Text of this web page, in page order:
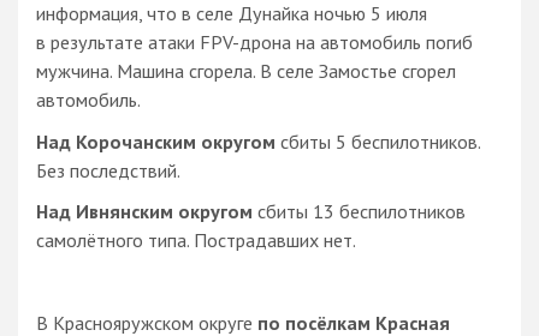
информация, что в селе Дунайка ночью 5 июля
в результате атаки FPV-дрона на автомобиль погиб
мужчина. Машина сгорела. В селе Замостье сгорел
автомобиль.
Над Корочанским округом сбиты 5 беспилотников.
Без последствий.
Над Ивнянским округом сбиты 13 беспилотников
самолётного типа. Пострадавших нет.
В Краснояружском округе по посёлкам Красная